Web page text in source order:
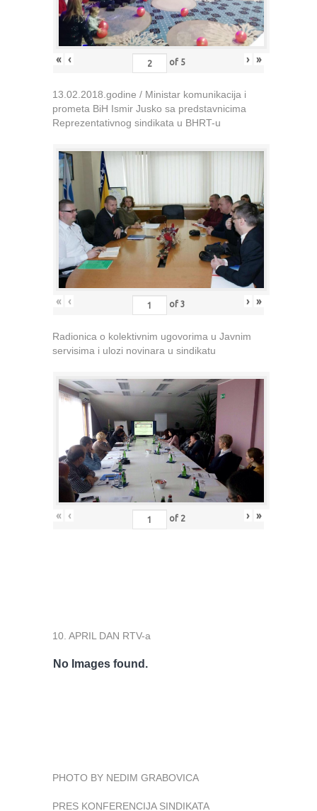
« ‹ of 5 › »
13.02.2018.godine / Ministar komunikacija i
prometa BiH Ismir Jusko sa predstavnicima
Reprezentativnog sindikata u BHRT-u
« ‹ of 3 › »
Radionica o kolektivnim ugovorima u Javnim
servisima i ulozi novinara u sindikatu
« ‹ of 2 › »
10. APRIL DAN RTV-a
No Images found.
PHOTO BY NEDIM GRABOVICA
PRES KONFERENCIJA SINDIKATA